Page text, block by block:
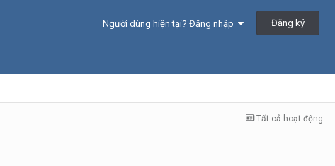
Người dùng hiện tại? Đăng nhập Đăng ký
Tất cả hoạt động